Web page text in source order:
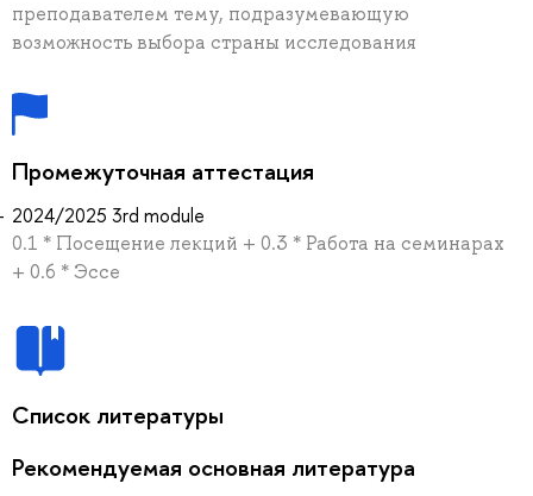
преподавателем тему, подразумевающую
возможность выбора страны исследования
Промежуточная аттестация
2024/2025 3rd module
0.1 * Посещение лекций + 0.3 * Работа на семинарах
+ 0.6 * Эссе
Список литературы
Рекомендуемая основная литература